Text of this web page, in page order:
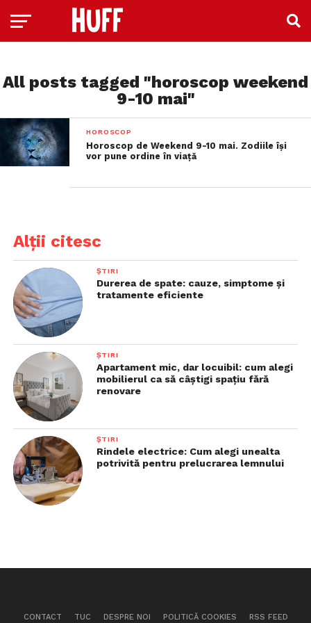
All posts tagged "horoscop weekend
9-10 mai"
HOROSCOP
Horoscop de Weekend 9-10 mai. Zodiile își
vor pune ordine în viață
Alții citesc
ȘTIRI
Durerea de spate: cauze, simptome și
tratamente eficiente
ȘTIRI
Apartament mic, dar locuibil: cum alegi
mobilierul ca să câștigi spațiu fără
renovare
ȘTIRI
Rindele electrice: Cum alegi unealta
potrivită pentru prelucrarea lemnului
CONTACT TUC DESPRE NOI POLITICĂ COOKIES RSS FEED